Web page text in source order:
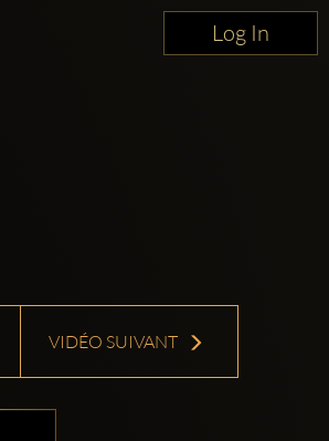
Log In
VIDÉO SUIVANT